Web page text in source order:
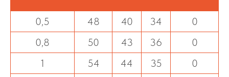
0,5 48 40 34
0
0,8
50 43 36
0
1
54 44 35
0